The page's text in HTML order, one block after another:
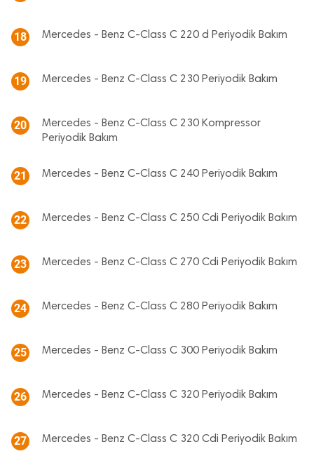
18 Mercedes - Benz C-Class C 220 d Periyodik Bakım
19 Mercedes - Benz C-Class C 230 Periyodik Bakım
20
Mercedes - Benz C-Class C 230 Kompressor
Periyodik Bakım
21 Mercedes - Benz C-Class C 240 Periyodik Bakım
22 Mercedes - Benz C-Class C 250 Cdi Periyodik Bakım
23 Mercedes - Benz C-Class C 270 Cdi Periyodik Bakım
24 Mercedes - Benz C-Class C 280 Periyodik Bakım
25 Mercedes - Benz C-Class C 300 Periyodik Bakım
26 Mercedes - Benz C-Class C 320 Periyodik Bakım
27 Mercedes - Benz C-Class C 320 Cdi Periyodik Bakım